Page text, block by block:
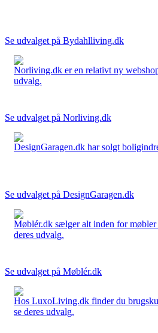
Se udvalget på Bydahlliving.dk
Norliving.dk er en relativt ny
udvalg.
Se udvalget på Norliving.dk
DesignGaragen.dk har solgt
Se udvalget på DesignGaragen.dk
Møblér.dk sælger alt inden for
deres udvalg.
Se udvalget på Møblér.dk
Hos LuxoLiving.dk finder du
se deres udvalg.